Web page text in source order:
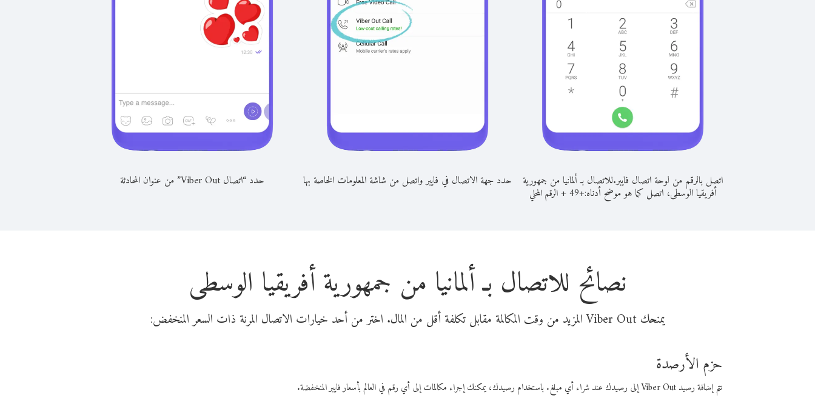
اتصل بالرقم من لوحة اتصال فايبر.للاتصال بـ ألمانيا من جمهورية
أفريقيا الوسطى، اتصل كما هو موضح أدناه:+
49
+الرقم المحلي
حدد جهة الاتصال في فايبر واتصل من شاشة المعلومات الخاصة بها حدد “اتصال Viber Out” من عنوان المحادثة
نصائح للاتصال بـ ألمانيا من جمهورية أفريقيا الوسطى
يمنحك Viber Out المزيد من وقت المكالمة مقابل تكلفة أقل من المال. اختر من أحد خيارات الاتصال المرنة ذات السعر المنخفض:
حزم الأرصدة
تتم إضافة رصيد Viber Out إلى رصيدك عند شراء أي مبلغ. باستخدام رصيدك، يمكنك إجراء مكالمات إلى أي رقم في العالم بأسعار فايبر المنخفضة.